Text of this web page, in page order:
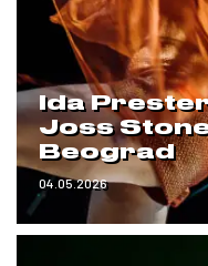
Ida
Joss
Beograd
04.05.2026